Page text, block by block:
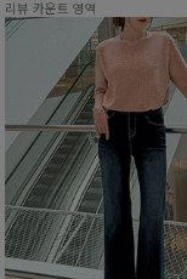
리뷰 카운트 영역